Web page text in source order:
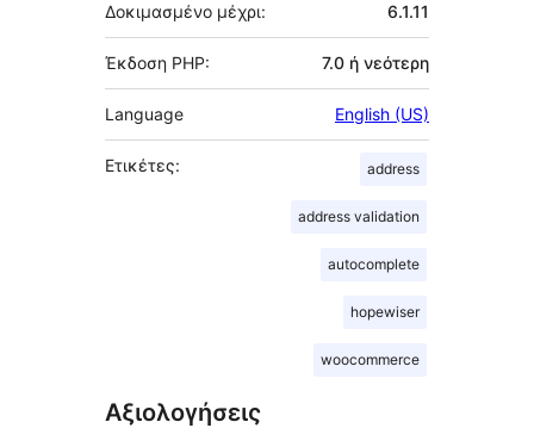
Δοκιμασμένο μέχρι: 6.1.11
Έκδοση PHP: 7.0 ή νεότερη
Language English (US)
Ετικέτες: address
address validation
autocomplete
hopewiser
woocommerce
Αξιολογήσεις